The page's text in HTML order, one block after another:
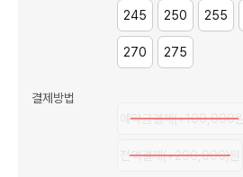
245 250 255
270 275
결제방법
예약금결제(+100,000원)
전액결제(+290,000)원